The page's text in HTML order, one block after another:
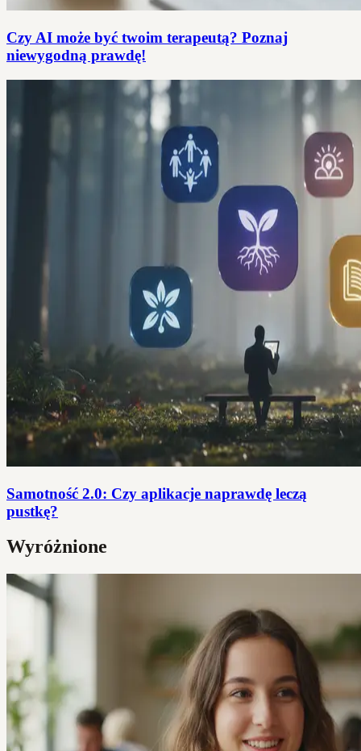
Czy AI może być twoim terapeutą? Poznaj
niewygodną prawdę!
Samotność 2.0: Czy aplikacje naprawdę leczą
pustkę?
Wyróżnione